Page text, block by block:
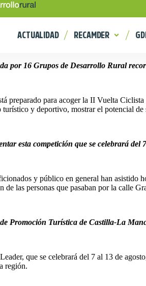
ACTUALIDAD RECAMDER
por 16 Grupos de Desarrollo Rural
preparado para acoger la II Vuelta
y deportivo, mostrar el potencial
esta competición que se celebrará
y público en general han
de las personas que pasaban por la calle
Promoción Turística de Castilla-La
que se celebrará del 7 al 13 de
región.